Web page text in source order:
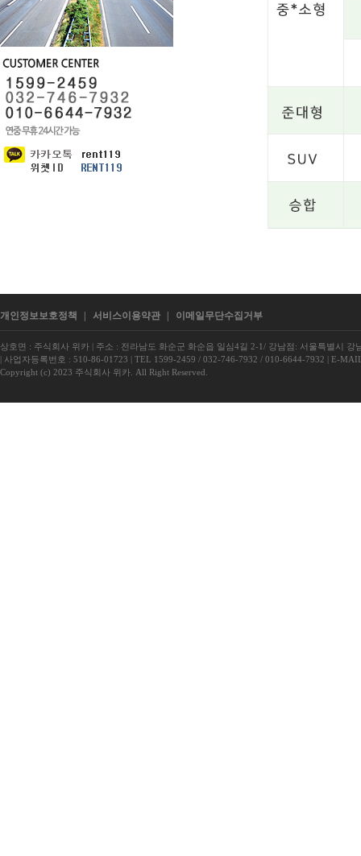
개인정보보호정책 서비스이용약관 이메일무단수집거부
상호면 : 주식회사 위카 | 주소 : 전라남도 화순군 화순읍 일심4길 2-1/ 강남점: 서울특별시 강
| 사업자등록번호 : 510-86-01723 | TEL 1599-2459 / 032-746-7932 / 010-6644-7932 | E-
Copyright (c) 2023 주식회사 위카. All Right Reserved.